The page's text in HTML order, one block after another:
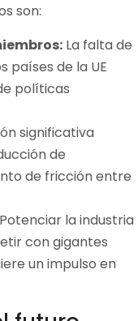
son:
La falta de
países de la UE
políticas
significativa
de
de fricción entre
Potenciar la industria
con gigantes
un impulso en